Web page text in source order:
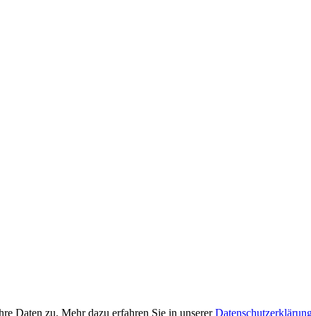
Daten zu. Mehr dazu erfahren Sie in unserer